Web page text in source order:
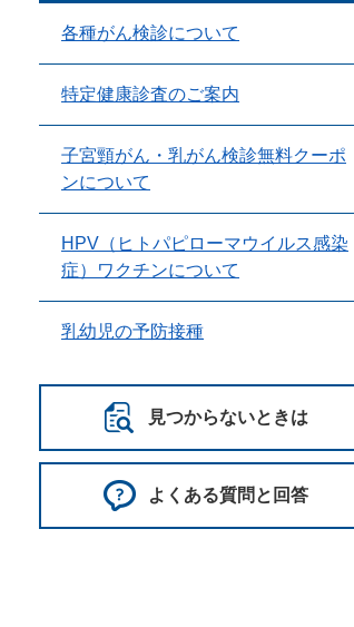
各種がん検診について
特定健康診査のご案内
子宮頸がん・乳がん検診無料クーポ
ンについて
HPV（ヒトパピローマウイルス感染
症）ワクチンについて
乳幼児の予防接種
見つからないときは
よくある質問と回答